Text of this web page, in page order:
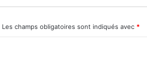
Les champs obligatoires sont indiqués avec *